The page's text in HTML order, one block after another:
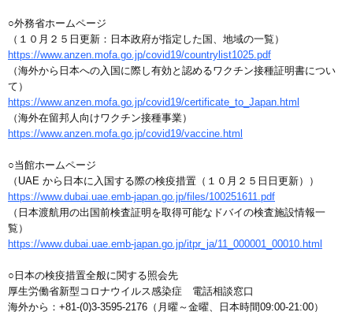
○外務省ホームページ
（１０月２５日更新：日本政府が指定した国、地域の一覧）
https://www.anzen.mofa.go.jp/covid19/countrylist1025.pdf
（海外から日本への入国に際し有効と認めるワクチン接種証明書につい
て）
https://www.anzen.mofa.go.jp/covid19/certificate_to_Japan.html
（海外在留邦人向けワクチン接種事業）
https://www.anzen.mofa.go.jp/covid19/vaccine.html
○当館ホームページ
（UAE から日本に入国する際の検疫措置（１０月２５日日更新））
https://www.dubai.uae.emb-japan.go.jp/files/100251611.pdf
（日本渡航用の出国前検査証明を取得可能なドバイの検査施設情報一
覧）
https://www.dubai.uae.emb-japan.go.jp/itpr_ja/11_000001_00010.html
○日本の検疫措置全般に関する照会先
厚生労働省新型コロナウイルス感染症 電話相談窓口
海外から：+81-(0)3-3595-2176（月曜～金曜、日本時間09:00-21:00）